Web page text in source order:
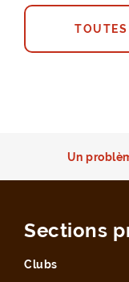
Un
Sections
Clubs